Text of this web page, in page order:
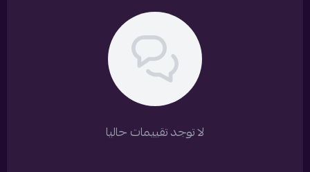
لا توجد تقييمات حاليا